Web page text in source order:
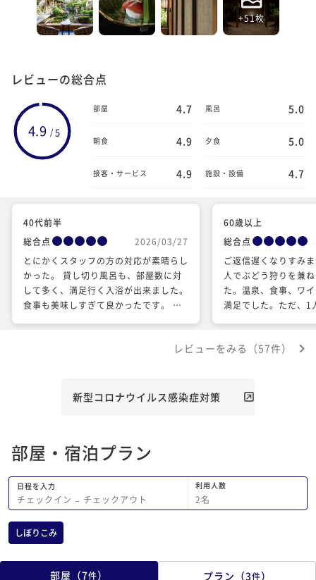
+51枚
レビューの総合点
4.9 / 5
部屋 4.7 風呂 5.0
朝食 4.9 夕食 5.0
接客・サービス 4.9 施設・設備 4.7
40代前半
総合点
2026/03/27
とにかくスタッフの方の対応が素晴らし
かった。 貸し切り風呂も、部屋数に対
して多く、満足行く入浴が出来ました。
食事も美味しすぎて良かったです。 本
60歳以上
総合点
ご返信遅くなりすみ
人でぶどう狩りを兼
た。温泉、食事、ワ
満足でした。ただ、1
評価でしたのでお伝
レビューをみる（57件）
新型コロナウイルス感染症対策
部屋・宿泊プラン
日程を入力
チェックイン − チェックアウト
利用人数
2名
しぼりこみ
部屋 （7件） プラン （3件）